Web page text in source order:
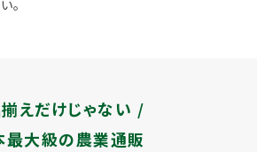
。
えだけじゃない /
最大級の農業通販